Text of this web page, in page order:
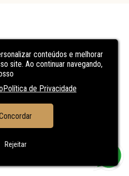
conteúdos e melhorar
site. Ao continuar navegando,
Política de Privacidade
Rejeitar